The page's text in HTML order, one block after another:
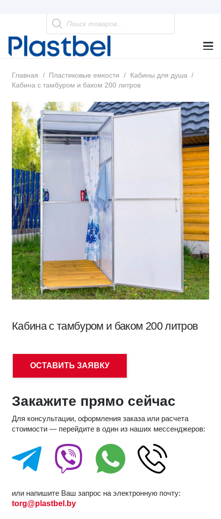
Поиск
товаров
Главная / Пластиковые емкости / Кабины для душа /
Кабина с тамбуром и баком 200 литров
Кабина с тамбуром и баком 200 литров
ОСТАВИТЬ ЗАЯВКУ
Закажите прямо сейчас
Для консультации, оформления заказа или расчета
стоимости — перейдите в один из наших мессенджеров:
или напишите Ваш запрос на электронную почту:
torg@plastbel.by